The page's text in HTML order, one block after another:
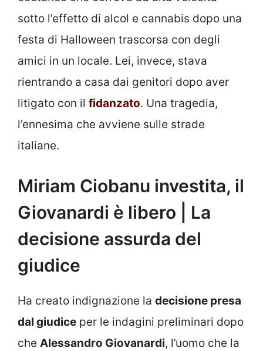
sotto l’effetto di alcol e cannabis dopo una
festa di Halloween trascorsa con degli
amici in un locale. Lei, invece, stava
rientrando a casa dai genitori dopo aver
litigato con il fidanzato. Una tragedia,
l’ennesima che avviene sulle strade
italiane.
Miriam Ciobanu investita, il
Giovanardi è libero | La
decisione assurda del
giudice
Ha creato indignazione la decisione presa
dal giudice per le indagini preliminari dopo
che Alessandro Giovanardi, l’uomo che la